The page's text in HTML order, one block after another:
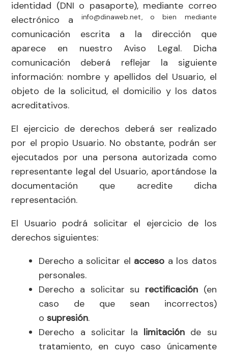
identidad (DNI o pasaporte), mediante correo
electrónico a
info@dinaweb.net, o bien mediante
comunicación escrita a la dirección que
aparece en nuestro Aviso Legal. Dicha
comunicación deberá reflejar la siguiente
información: nombre y apellidos del Usuario, el
objeto de la solicitud, el domicilio y los datos
acreditativos.
El ejercicio de derechos deberá ser realizado
por el propio Usuario. No obstante, podrán ser
ejecutados por una persona autorizada como
representante legal del Usuario, aportándose la
documentación que acredite dicha
representación.
El Usuario podrá solicitar el ejercicio de los
derechos siguientes:
Derecho a solicitar el acceso a los datos
personales.
Derecho a solicitar su rectificación(en
caso de que sean incorrectos)
osupresión.
Derecho a solicitar la limitación de su
tratamiento, en cuyo caso únicamente